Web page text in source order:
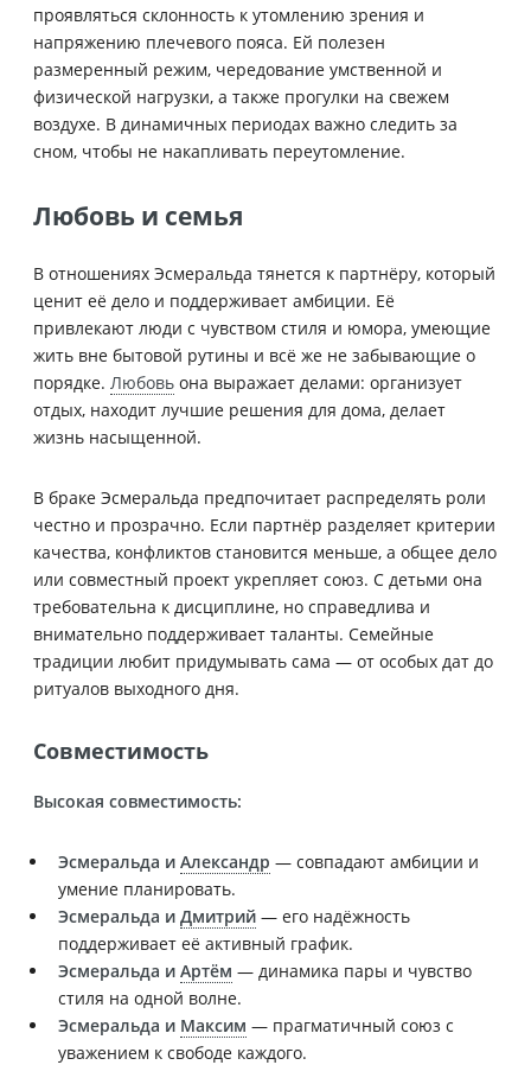
проявляться склонность к утомлению зрения и
напряжению плечевого пояса. Ей полезен
размеренный режим, чередование умственной и
физической нагрузки, а также прогулки на свежем
воздухе. В динамичных периодах важно следить за
сном, чтобы не накапливать переутомление.
Любовь и семья
В отношениях Эсмеральда тянется к партнёру, который
ценит её дело и поддерживает амбиции. Её
привлекают люди с чувством стиля и юмора, умеющие
жить вне бытовой рутины и всё же не забывающие о
порядке. Любовь она выражает делами: организует
отдых, находит лучшие решения для дома, делает
жизнь насыщенной.
В браке Эсмеральда предпочитает распределять роли
честно и прозрачно. Если партнёр разделяет критерии
качества, конфликтов становится меньше, а общее дело
или совместный проект укрепляет союз. С детьми она
требовательна к дисциплине, но справедлива и
внимательно поддерживает таланты. Семейные
традиции любит придумывать сама — от особых дат до
ритуалов выходного дня.
Совместимость
Высокая совместимость:
Эсмеральда и Александр — совпадают амбиции и
умение планировать.
Эсмеральда и Дмитрий — его надёжность
поддерживает её активный график.
Эсмеральда и Артём — динамика пары и чувство
стиля на одной волне.
Эсмеральда и Максим — прагматичный союз с
уважением к свободе каждого.